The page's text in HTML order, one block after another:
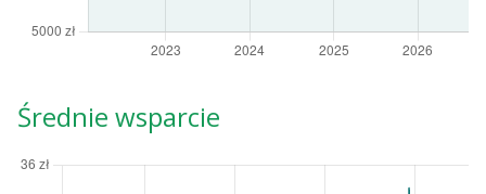
Średnie wsparcie